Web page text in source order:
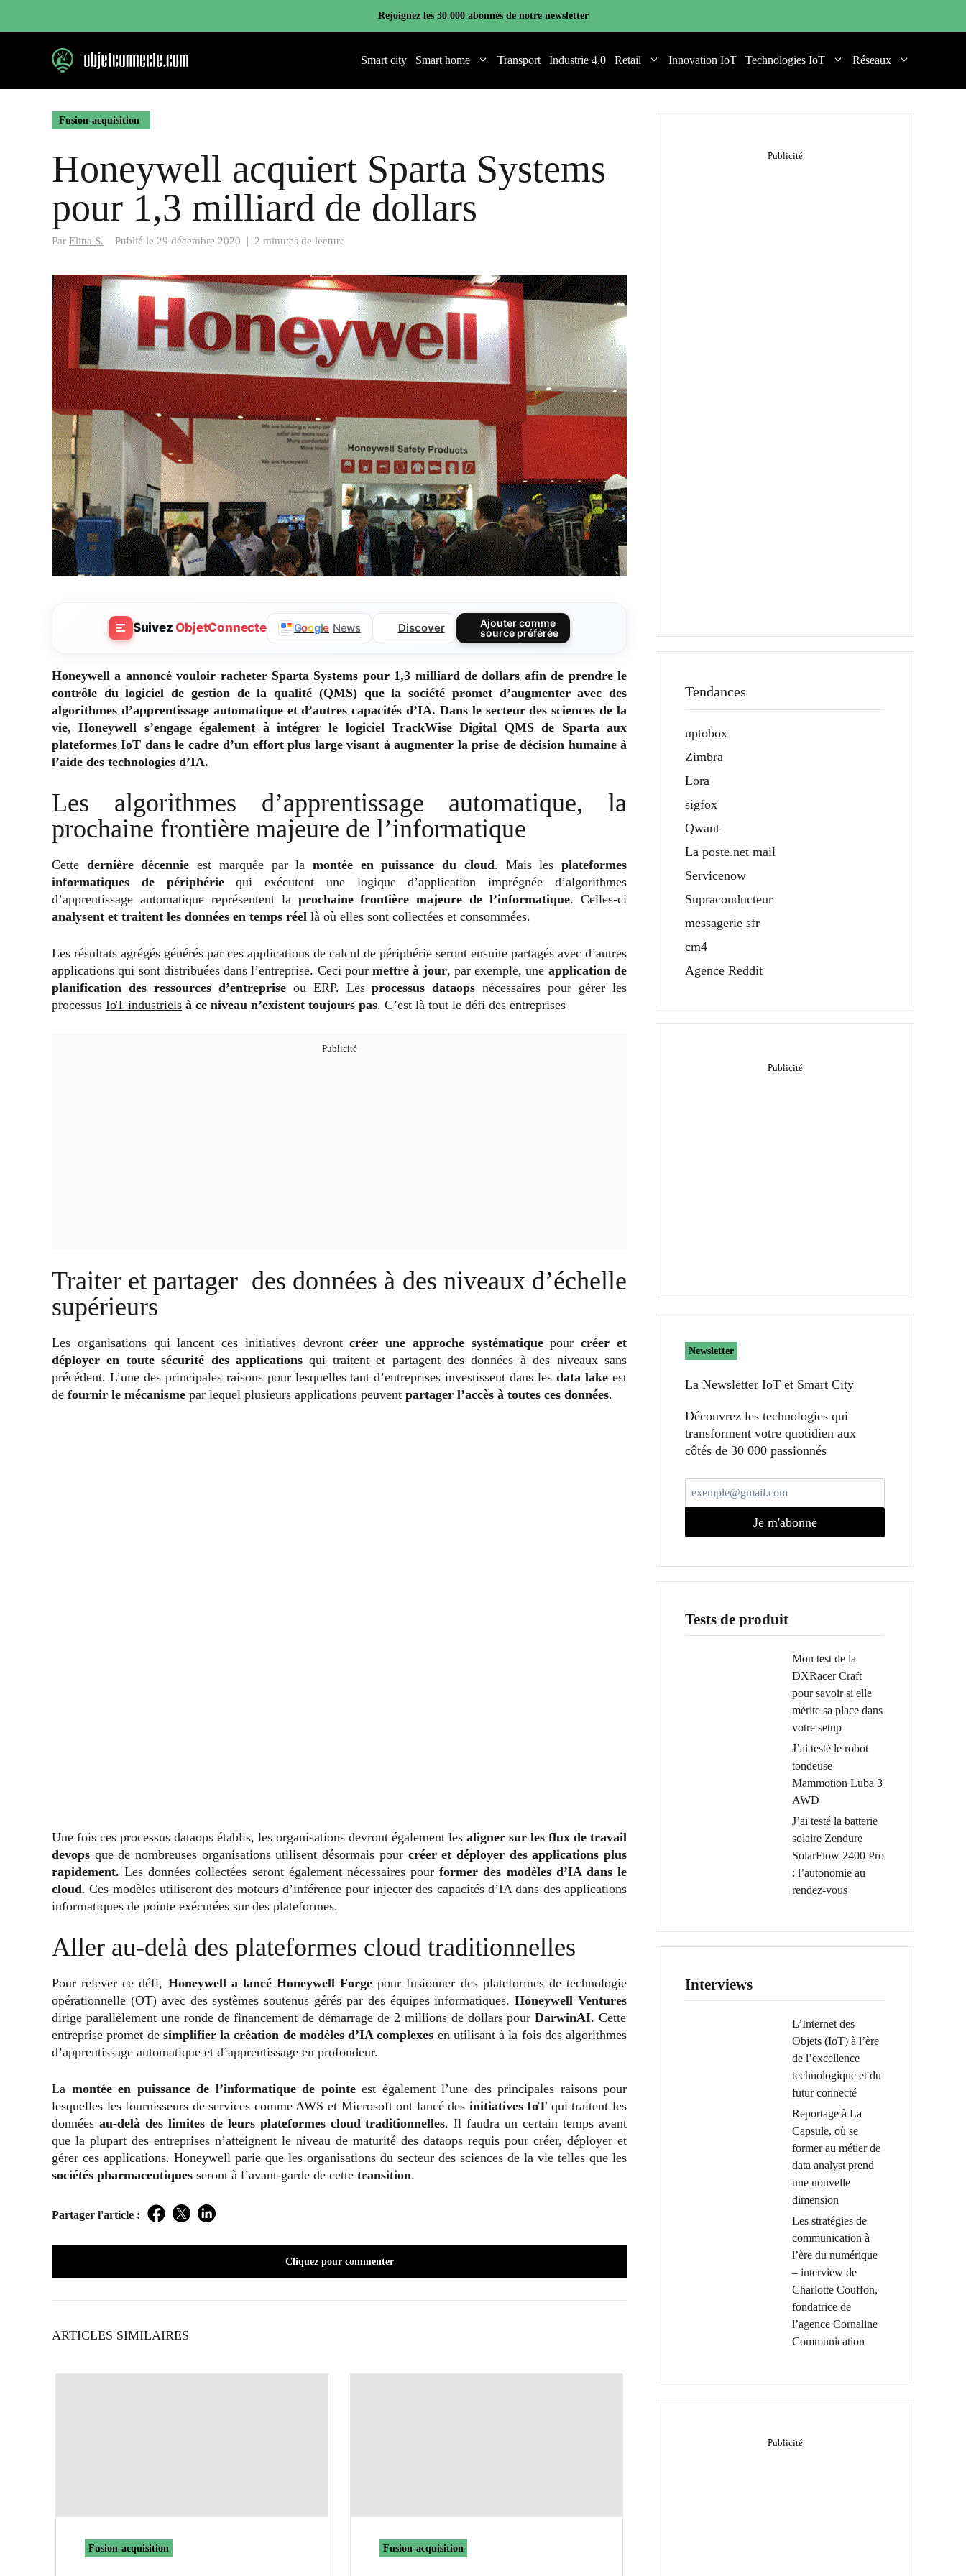
Rejoignez les 30 000 abonnés de notre newsletter
Smart city Smart home Transport Industrie 4.0 Retail Innovation IoT Technologies IoT Réseaux
Fusion-acquisition
Honeywell acquiert Sparta Systems
pour 1,3 milliard de dollars
Par Elina S. Publié le 29 décembre 2020 | 2 minutes de lecture
SuivezObjetConnecte Google News Discover
Ajouter comme
source préférée
Honeywell a annoncé vouloir racheter Sparta Systems pour 1,3 milliard de dollars afin de prendre le
contrôle du logiciel de gestion de la qualité (QMS) que la société promet d’augmenter avec des
algorithmes d’apprentissage automatique et d’autres capacités d’IA. Dans le secteur des sciences de la
vie, Honeywell s’engage également à intégrer le logiciel TrackWise Digital QMS de Sparta aux
plateformes IoT dans le cadre d’un effort plus large visant à augmenter la prise de décision humaine à
l’aide des technologies d’IA.
Les algorithmes d’apprentissage automatique, la
prochaine frontière majeure de l’informatique
Cette dernière décennie est marquée par lamontée en puissance du cloud. Mais lesplateformes
informatiques de périphériequi exécutent une logique d’application imprégnée d’algorithmes
d’apprentissage automatique représentent la prochaine frontière majeure de l’informatique. Celles-ci
analysent et traitent les données en temps réel là où elles sont collectées et consommées.
Les résultats agrégés générés par ces applications de calcul de périphérie seront ensuite partagés avec d’autres
applications qui sont distribuées dans l’entreprise. Ceci pourmettre à jour, par exemple, une application de
planification des ressources d’entrepriseou ERP. Lesprocessus dataops nécessaires pour gérer les
processus IoT industriels à ce niveau n’existent toujours pas. C’est là tout le défi des entreprises
Traiter et partager des données à des niveaux d’échelle
supérieurs
Les organisations qui lancent ces initiatives devrontcréer une approche systématiquepourcréer et
déployer en toute sécurité des applicationsqui traitent et partagent des données à des niveaux sans
précédent. L’une des principales raisons pour lesquelles tant d’entreprises investissent dans les data lake est
de fournir le mécanisme par lequel plusieurs applications peuvent partager l’accès à toutes ces données.
Une fois ces processus dataops établis, les organisations devront également les aligner sur les flux de travail
devops que de nombreuses organisations utilisent désormais pour créer et déployer des applications plus
rapidement. Les données collectées seront également nécessaires pourformer des modèles d’IA dans le
cloud. Ces modèles utiliseront des moteurs d’inférence pour injecter des capacités d’IA dans des applications
informatiques de pointe exécutées sur des plateformes.
Aller au-delà des plateformes cloud traditionnelles
Pour relever ce défi, Honeywell a lancé Honeywell Forgepour fusionner des plateformes de technologie
opérationnelle (OT) avec des systèmes soutenus gérés par des équipes informatiques.Honeywell Ventures
dirige parallèlement une ronde de financement de démarrage de 2 millions de dollars pourDarwinAI. Cette
entreprise promet de simplifier la création de modèles d’IA complexes en utilisant à la fois des algorithmes
d’apprentissage automatique et d’apprentissage en profondeur.
La montée en puissance de l’informatique de pointeest également l’une des principales raisons pour
lesquelles les fournisseurs de services comme AWS et Microsoft ont lancé des initiatives IoT qui traitent les
données au-delà des limites de leurs plateformes cloud traditionnelles. Il faudra un certain temps avant
que la plupart des entreprises n’atteignent le niveau de maturité des dataops requis pour créer, déployer et
gérer ces applications. Honeywell parie que les organisations du secteur des sciences de la vie telles que les
sociétés pharmaceutiques seront à l’avant-garde de cette transition.
Partager l'article : Facebook
TwitterLinkedIn
Cliquez pour commenter
ARTICLES SIMILAIRES
Fusion-acquisition Fusion-acquisition
Tendances
uptobox
Zimbra
Lora
sigfox
Qwant
La poste.net mail
Servicenow
Supraconducteur
messagerie sfr
cm4
Agence Reddit
Newsletter
La Newsletter IoT et Smart City​
Découvrez les technologies qui
transforment votre quotidien aux
côtés de 30 000 passionnés
Je m'abonne
Tests de produit
Mon test de la
DXRacer Craft
pour savoir si elle
mérite sa place dans
votre setup
J’ai testé le robot
tondeuse
Mammotion Luba 3
AWD
J’ai testé la batterie
solaire Zendure
SolarFlow 2400 Pro
: l’autonomie au
rendez-vous
Interviews
L’Internet des
Objets (IoT) à l’ère
de l’excellence
technologique et du
futur connecté
Reportage à La
Capsule, où se
former au métier de
data analyst prend
une nouvelle
dimension
Les stratégies de
communication à
l’ère du numérique
– interview de
Charlotte Couffon,
fondatrice de
l’agence Cornaline
Communication